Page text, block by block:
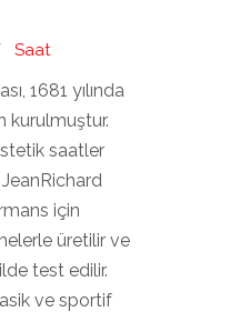
Saat
1681 yılında
kurulmuştur.
saatler
için
üretilir ve
test edilir.
ve sportif